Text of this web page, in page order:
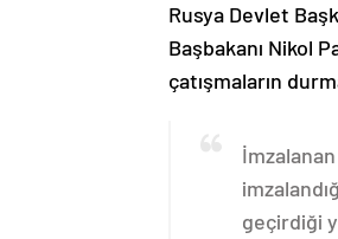
Rusya Devlet
Başbakanı Nikol
çatışmaların
geçirdiği